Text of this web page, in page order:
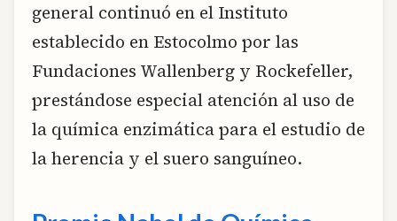
general continuó en el Instituto
establecido en Estocolmo por las
Fundaciones Wallenberg y Rockefeller,
prestándose especial atención al uso de
la química enzimática para el estudio de
la herencia y el suero sanguíneo.